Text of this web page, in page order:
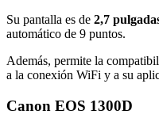
Su pantalla es de 2,7
automático de 9 puntos.
Además, permite la
a la conexión WiFi y a su
Canon EOS 1300D